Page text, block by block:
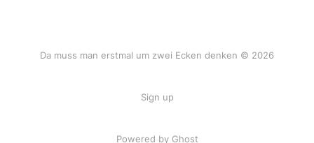
Da muss man erstmal um zwei Ecken denken © 2026
Sign up
Powered by Ghost